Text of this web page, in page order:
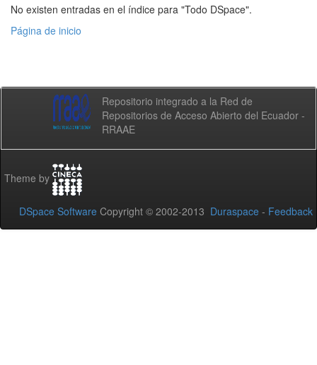
No existen entradas en el índice para "Todo DSpace".
Página de inicio
Repositorio integrado a la Red de
Repositorios de Acceso Abierto del Ecuador -
RRAAE
Theme by
DSpace Software Copyright © 2002-2013 Duraspace - Feedback